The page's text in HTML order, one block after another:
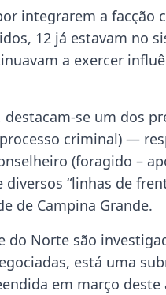
integrarem a facção
12 já estavam no
a exercer
se um dos
criminal) —
(foragido –
diversos “linhas de
de Campina Grande.
do Norte são
está uma
em março